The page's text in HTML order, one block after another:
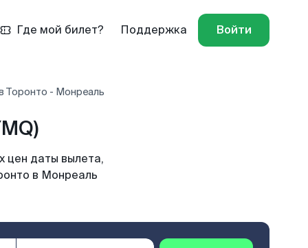
Где мой билет? Поддержка Войти
Торонто - Монреаль
цен даты вылета,
в Монреаль